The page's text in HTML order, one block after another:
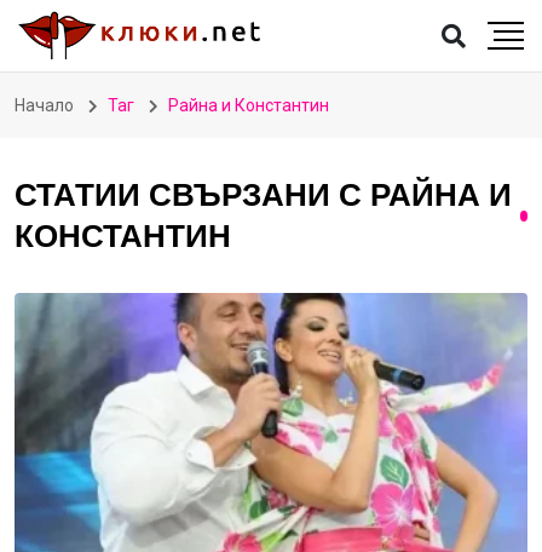
Начало Таг Райна и Константин
СТАТИИ СВЪРЗАНИ С РАЙНА И
КОНСТАНТИН